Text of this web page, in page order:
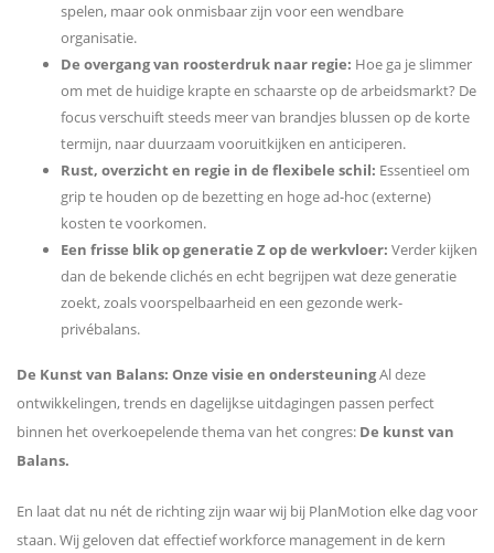
spelen, maar ook onmisbaar zijn voor een wendbare
organisatie.
De overgang van roosterdruk naar regie: Hoe ga je slimmer
om met de huidige krapte en schaarste op de arbeidsmarkt? De
focus verschuift steeds meer van brandjes blussen op de korte
termijn, naar duurzaam vooruitkijken en anticiperen.
Rust, overzicht en regie in de flexibele schil: Essentieel om
grip te houden op de bezetting en hoge ad-hoc (externe)
kosten te voorkomen.
Een frisse blik op generatie Z op de werkvloer: Verder kijken
dan de bekende clichés en echt begrijpen wat deze generatie
zoekt, zoals voorspelbaarheid en een gezonde werk-
privébalans.
De Kunst van Balans: Onze visie en ondersteuningAl deze
ontwikkelingen, trends en dagelijkse uitdagingen passen perfect
binnen het overkoepelende thema van het congres: De kunst van
Balans.
En laat dat nu nét de richting zijn waar wij bij PlanMotion elke dag voor
staan. Wij geloven dat effectief workforce management in de kern